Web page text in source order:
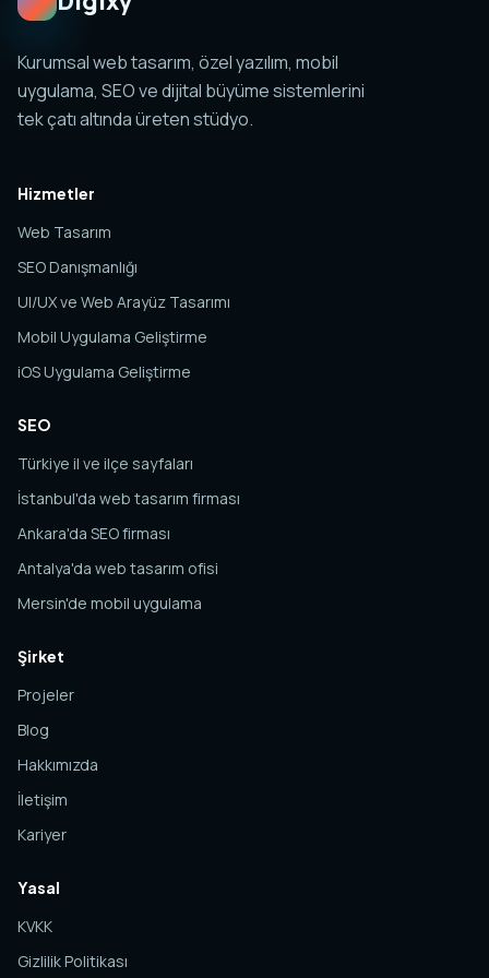
Kurumsal web tasarım, özel yazılım, mobil
uygulama, SEO ve dijital büyüme sistemlerini
tek çatı altında üreten stüdyo.
Hizmetler
Web Tasarım
SEO Danışmanlığı
UI/UX ve Web Arayüz Tasarımı
Mobil Uygulama Geliştirme
iOS Uygulama Geliştirme
SEO
Türkiye il ve ilçe sayfaları
İstanbul'da web tasarım firması
Ankara'da SEO firması
Antalya'da web tasarım ofisi
Mersin'de mobil uygulama
Şirket
Projeler
Blog
Hakkımızda
İletişim
Kariyer
Yasal
KVKK
Gizlilik Politikası